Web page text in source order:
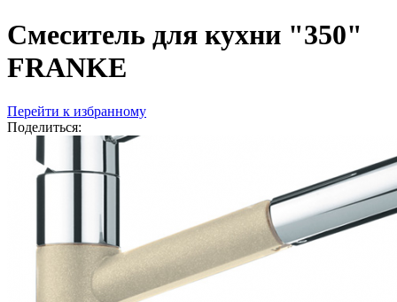
Смеситель для кухни "350"
FRANKE
Перейти к избранному
Поделиться: